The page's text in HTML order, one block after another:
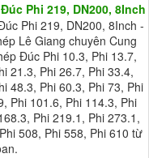
Phi 219, DN200, 8Inch
Phi 219, DN200, 8Inch -
Lê Giang chuyên Cung
Đúc Phi 10.3, Phi 13.7,
21.3, Phi 26.7, Phi 33.4,
48.3, Phi 60.3, Phi 73, Phi
Phi 101.6, Phi 114.3, Phi
Phi 219.1, Phi 273.1,
508, Phi 558, Phi 610 từ